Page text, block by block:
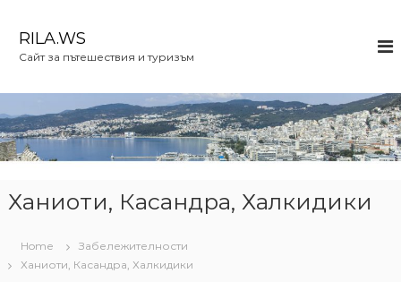
c
o
n
RILA.WS
Сайт за пътешествия и туризъм
Ханиоти, Касандра, Халкидики
Home
Забележителности
Ханиоти, Касандра, Халкидики